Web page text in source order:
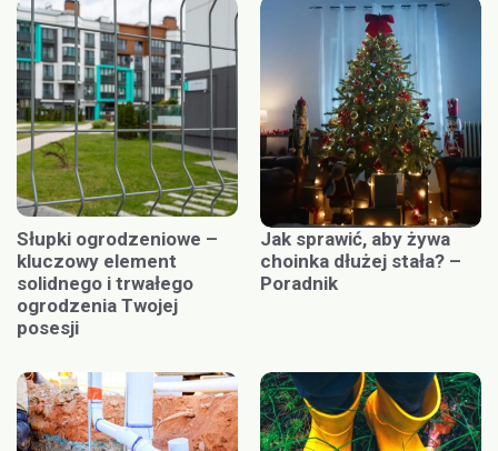
Słupki ogrodzeniowe –
kluczowy element
solidnego i trwałego
ogrodzenia Twojej
posesji
Jak sprawić, aby żywa
choinka dłużej stała? –
Poradnik